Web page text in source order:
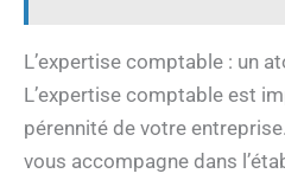
L’expertise comptable : un
L’expertise comptable est
pérennité de votre
vous accompagne dans